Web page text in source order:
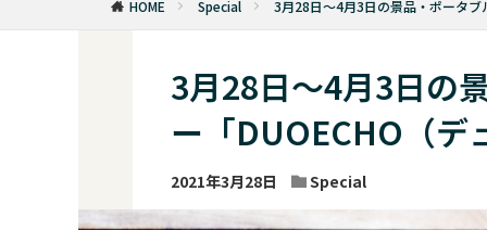
HOME Special 3月28日〜4月3日の景品・ポータブ
3月28日〜4月3日の
ー「DUOECHO（デ
2021年3月28日 Special